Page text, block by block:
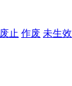
废止 作废 未生效